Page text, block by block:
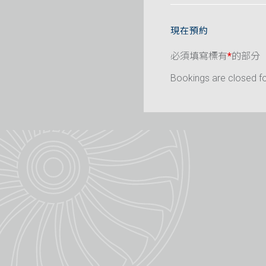
現在預約
必須填寫標有*的部分
Bookings are closed